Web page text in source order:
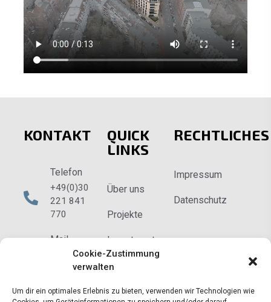
Cookie-Zustimmung
verwalten
Um dir ein optimales Erlebnis zu bieten, verwenden wir Technologien wie
KONTAKT
Telefon
+49(0)30
221 841
770
Mail
info@tt-
grundbesitz.de
Wilhelmsaue
QUICK
LINKS
Über uns
Projekte
Investments
Kontakt
RECHTLICHES
Impressum
Datenschutz